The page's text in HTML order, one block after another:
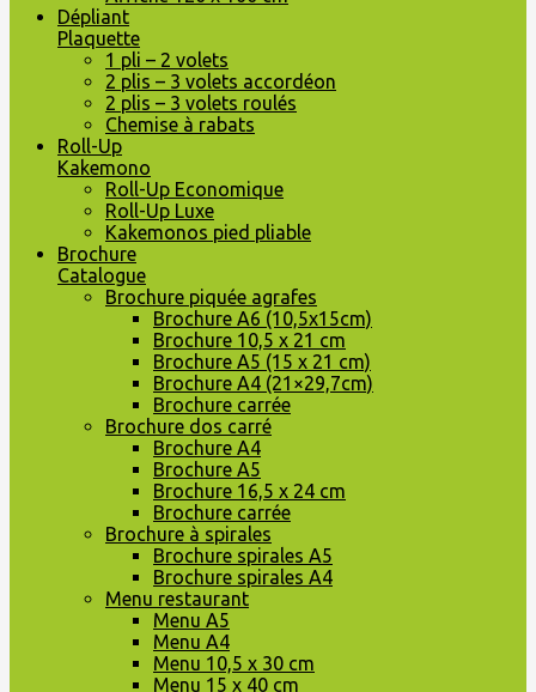
Dépliant
Plaquette
1 pli – 2 volets
2 plis – 3 volets accordéon
2 plis – 3 volets roulés
Chemise à rabats
Roll-Up
Kakemono
Roll-Up Economique
Roll-Up Luxe
Kakemonos pied pliable
Brochure
Catalogue
Brochure piquée agrafes
Brochure A6 (10,5x15cm)
Brochure 10,5 x 21 cm
Brochure A5 (15 x 21 cm)
Brochure A4 (21×29,7cm)
Brochure carrée
Brochure dos carré
Brochure A4
Brochure A5
Brochure 16,5 x 24 cm
Brochure carrée
Brochure à spirales
Brochure spirales A5
Brochure spirales A4
Menu restaurant
Menu A5
Menu A4
Menu 10,5 x 30 cm
Menu 15 x 40 cm